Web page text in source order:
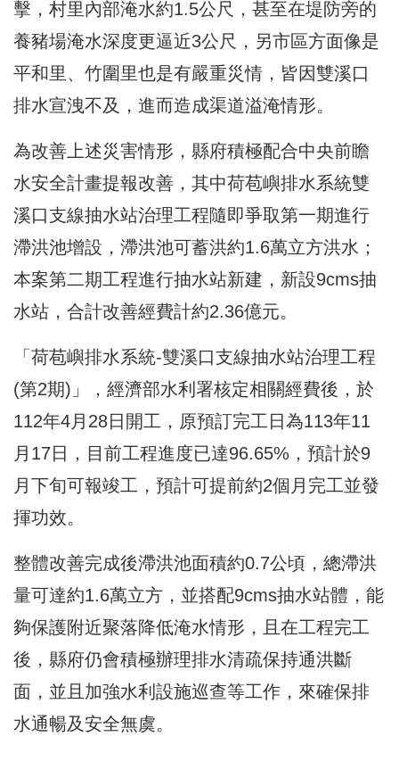
擊，村里內部淹水約1.5公尺，甚至在堤防旁的
養豬場淹水深度更逼近3公尺，另市區方面像是
平和里、竹圍里也是有嚴重災情，皆因雙溪口
排水宣洩不及，進而造成渠道溢淹情形。
為改善上述災害情形，縣府積極配合中央前瞻
水安全計畫提報改善，其中荷苞嶼排水系統雙
溪口支線抽水站治理工程隨即爭取第一期進行
滯洪池增設，滯洪池可蓄洪約1.6萬立方洪水；
本案第二期工程進行抽水站新建，新設9cms抽
水站，合計改善經費計約2.36億元。
「荷苞嶼排水系統-雙溪口支線抽水站治理工程
(第2期)」，經濟部水利署核定相關經費後，於
112年4月28日開工，原預訂完工日為113年11
月17日，目前工程進度已達96.65%，預計於9
月下旬可報竣工，預計可提前約2個月完工並發
揮功效。
整體改善完成後滯洪池面積約0.7公頃，總滯洪
量可達約1.6萬立方，並搭配9cms抽水站體，能
夠保護附近聚落降低淹水情形，且在工程完工
後，縣府仍會積極辦理排水清疏保持通洪斷
面，並且加強水利設施巡查等工作，來確保排
水通暢及安全無虞。